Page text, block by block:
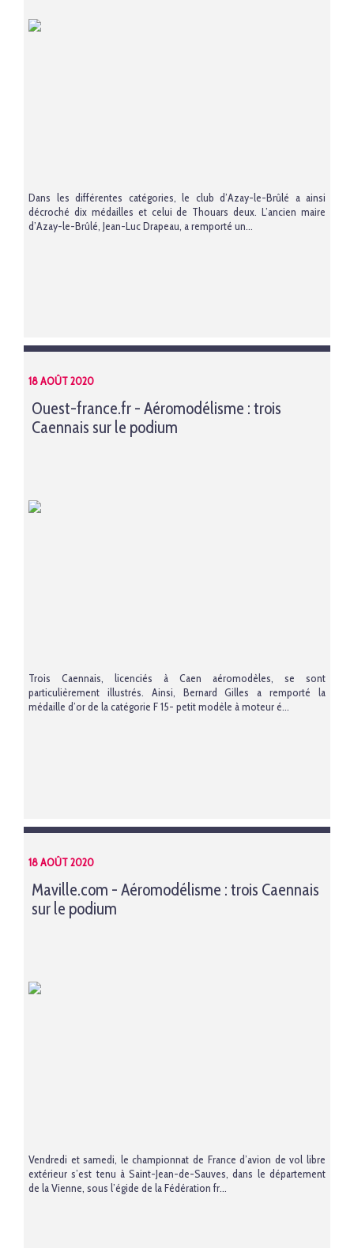
Dans les différentes catégories, le club d’Azay-le-Brûlé a ainsi
décroché dix médailles et celui de Thouars deux. L’ancien maire
d’Azay-le-Brûlé, Jean-Luc Drapeau, a remporté un...
18 AOÛT 2020
Ouest-france.fr - Aéromodélisme : trois
Caennais sur le podium
Trois Caennais, licenciés à Caen aéromodèles, se sont
particulièrement illustrés. Ainsi, Bernard Gilles a remporté la
médaille d’or de la catégorie F 15- petit modèle à moteur é...
18 AOÛT 2020
Maville.com - Aéromodélisme : trois Caennais
sur le podium
Vendredi et samedi, le championnat de France d’avion de vol libre
extérieur s’est tenu à Saint-Jean-de-Sauves, dans le département
de la Vienne, sous l’égide de la Fédération fr...